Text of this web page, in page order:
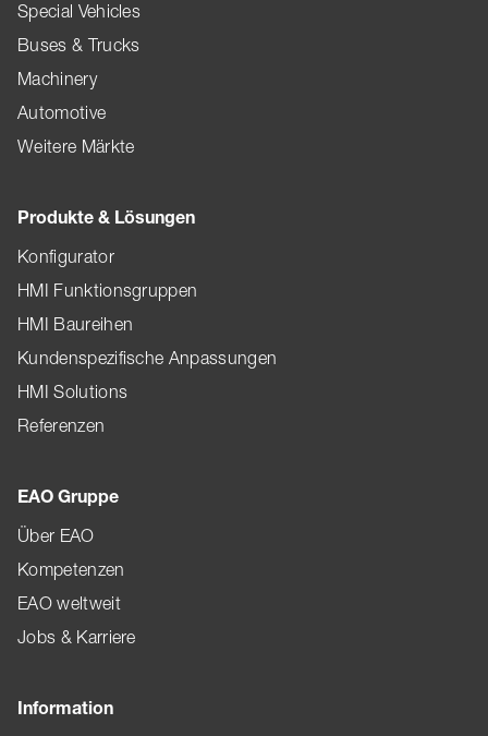
Special Vehicles
Buses & Trucks
Machinery
Automotive
Weitere Märkte
Produkte & Lösungen
Konfigurator
HMI Funktionsgruppen
HMI Baureihen
Kundenspezifische Anpassungen
HMI Solutions
Referenzen
EAO Gruppe
Über EAO
Kompetenzen
EAO weltweit
Jobs & Karriere
Information